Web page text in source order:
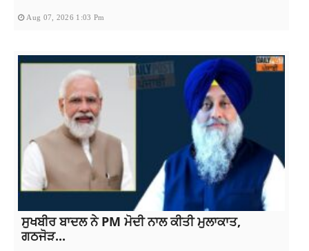
Aug 07, 2026 1:03 Pm
ਸੁਖਬੀਰ ਬਾਦਲ ਨੇ PM ਮੋਦੀ ਨਾਲ ਕੀਤੀ ਮੁਲਾਕਾਤ,
ਗਠਜੋੜ...